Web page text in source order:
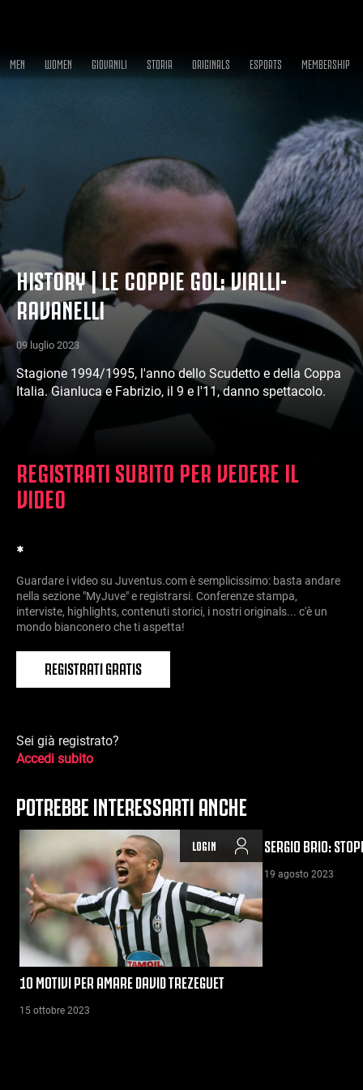
MEN WOMEN GIOVANILI STORIA ORIGINALS ESPORTS MEMBERSHIP
HISTORY | LE COPPIE GOL: VIALLI-
RAVANELLI
09 luglio 2023
Stagione 1994/1995, l'anno dello Scudetto e della Coppa
Italia. Gianluca e Fabrizio, il 9 e l'11, danno spettacolo.
REGISTRATI SUBITO PER VEDERE IL
VIDEO
*
Guardare i video su Juventus.com è semplicissimo: basta andare
nella sezione "MyJuve" e registrarsi. Conferenze stampa,
interviste, highlights, contenuti storici, i nostri originals... c'è un
mondo bianconero che ti aspetta!
REGISTRATI GRATIS
Sei già registrato?
Accedi subito
POTREBBE INTERESSARTI ANCHE
LOGIN
10 MOTIVI PER AMARE DAVID TREZEGUET
15 ottobre 2023
SERGIO BRIO:
19 agosto 2023